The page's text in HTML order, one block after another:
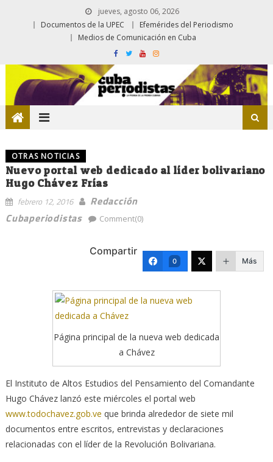
jueves, agosto 06, 2026
Documentos de la UPEC
Efemérides del Periodismo
Medios de Comunicación en Cuba
OTRAS NOTICIAS
Nuevo portal web dedicado al líder bolivariano
Hugo Chávez Frías
febrero 12, 2016
Redacción
Cubaperiodistas
Comment(0)
Compartir
0 Más
Página principal de la nueva web dedicada
a Chávez
El Instituto de Altos Estudios del Pensamiento del Comandante
Hugo Chávez lanzó este miércoles el portal web
www.todochavez.gob.ve que brinda alrededor de siete mil
documentos entre escritos, entrevistas y declaraciones
relacionadas con el líder de la Revolución Bolivariana.